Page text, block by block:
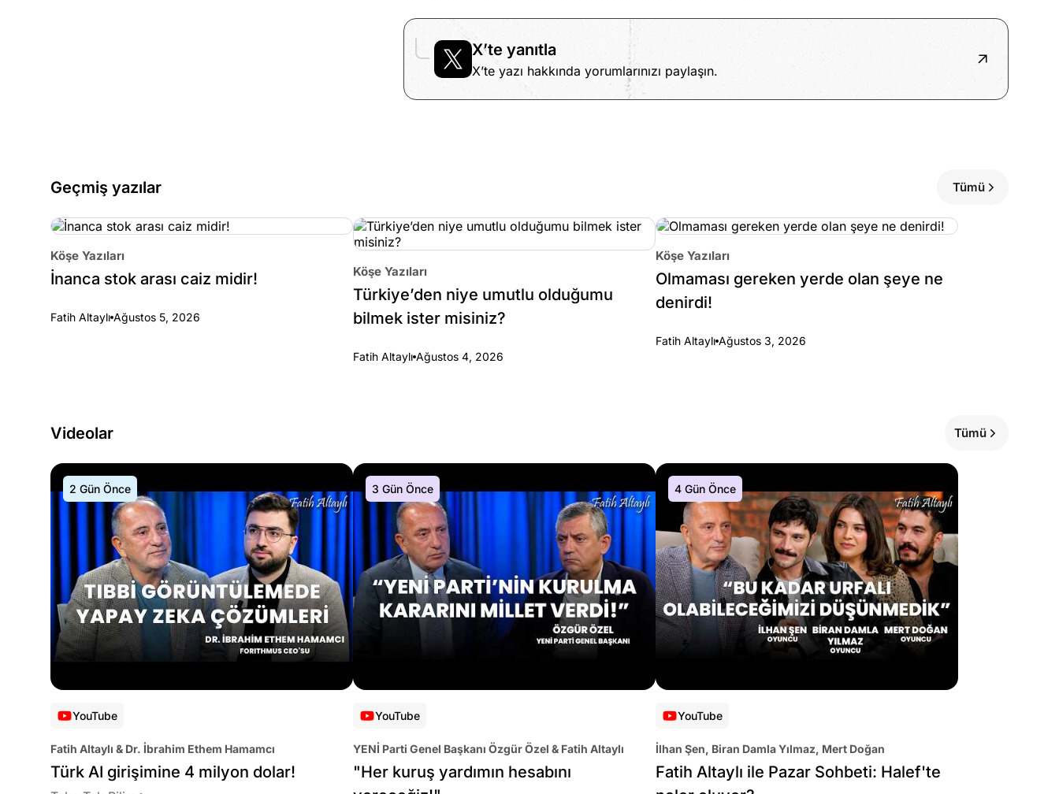
X’te yanıtla
X’te yazı hakkında yorumlarınızı paylaşın.
Geçmiş yazılar Tümü
Köşe Yazıları
İnanca stok arası caiz midir!
Fatih Altaylı Ağustos 5, 2026
Köşe Yazıları
Türkiye’den niye umutlu olduğumu
bilmek ister misiniz?
Fatih Altaylı Ağustos 4, 2026
Köşe Yazıları
Olmaması gereken yerde olan şeye ne
denirdi!
Fatih Altaylı Ağustos 3, 2026
Videolar Tümü
2 Gün Önce
YouTube
Fatih Altaylı & Dr. İbrahim Ethem Hamamcı
Türk AI girişimine 4 milyon dolar!
3 Gün Önce
YouTube
YENİ Parti Genel Başkanı Özgür Özel & Fatih Altaylı
"Her kuruş yardımın hesabını
4 Gün Önce
YouTube
İlhan Şen, Biran Damla Yılmaz, Mert Doğan
Fatih Altaylı ile Pazar Sohbeti: Halef'te